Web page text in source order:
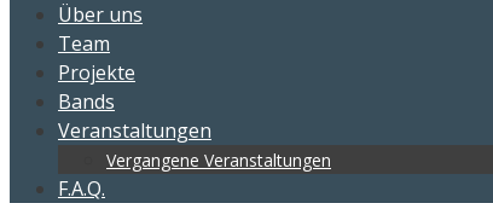
Über uns
Team
Projekte
Bands
Veranstaltungen
Vergangene Veranstaltungen
F.A.Q.